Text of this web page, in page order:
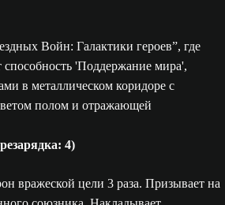
4)
вражеской цели 3 раза. Призывает на